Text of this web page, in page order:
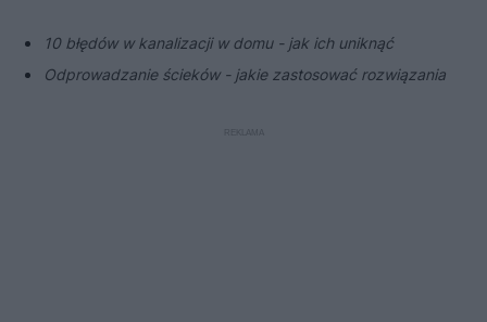
10 błędów w kanalizacji w domu - jak ich uniknąć
Odprowadzanie ścieków - jakie zastosować rozwiązania